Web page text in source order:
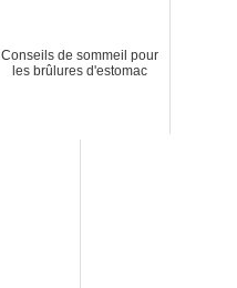
Conseils de sommeil pour
les brûlures d'estomac